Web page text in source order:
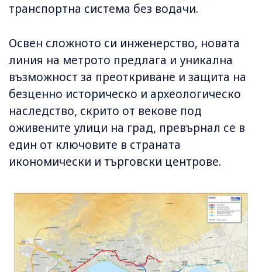
транспортна система без водачи.
Освен сложното си инженерство, новата
линия на метрото предлага и уникална
възможност за преоткриване и защита на
безценно историческо и археологическо
наследство, скрито от векове под
оживените улици на град, превърнал се в
един от ключовите в страната
икономически и търговски центрове.